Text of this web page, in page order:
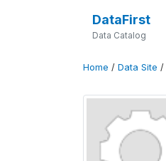
DataFirst
Data Catalog
Home / Data Site /